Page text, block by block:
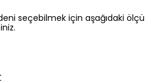
seçebilmek için aşağıdaki ölçü